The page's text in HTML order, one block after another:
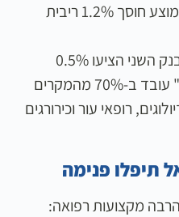
הממוצע חוסך 1.2% ריבית
"בבנק השני הציעו 0.5%
מהמקרים
רופאי עור וכירורגים
תיפלו פנימה
מקצועות רפואה: